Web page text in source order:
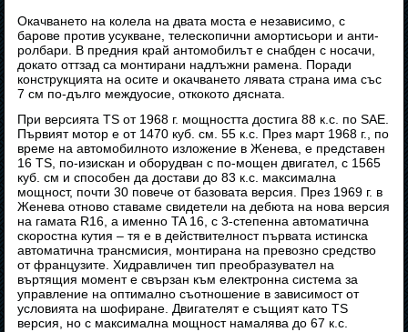
Окачването на колела на двата моста е независимо, с
барове против усукване, телескопични амортисьори и анти-
ролбари. В предния край антомобилът е снабден с носачи,
докато оттзад са монтирани надлъжни рамена. Поради
конструкцията на осите и окачването лявата страна има със
7 см по-дълго междуосие, откокото дясната.
При версията TS от 1968 г. мощността достига 88 к.с. по SAE.
Първият мотор е от 1470 куб. см. 55 к.с. През март 1968 г., по
време на автомобилното изложение в Женева, е представен
16 TS, по-изискан и оборудван с по-мощен двигател, с 1565
куб. см и способен да достави до 83 к.с. максимална
мощност, почти 30 повече от базовата версия. През 1969 г. в
Женева отново ставаме свидетели на дебюта на нова версия
на гамата R16, а именно TA 16, с 3-степенна автоматична
скоростна кутия – тя е в действителност първата истинска
автоматична трансмисия, монтирана на превозно средство
от французите. Хидравличен тип преобразувател на
въртящия момент е свързан към електронна система за
управление на оптимално съотношение в зависимост от
условията на шофиране. Двигателят е същият като TS
версия, но с максимална мощност намалява до 67 к.с.